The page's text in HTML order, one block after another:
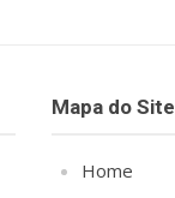
Mapa do Site
Home